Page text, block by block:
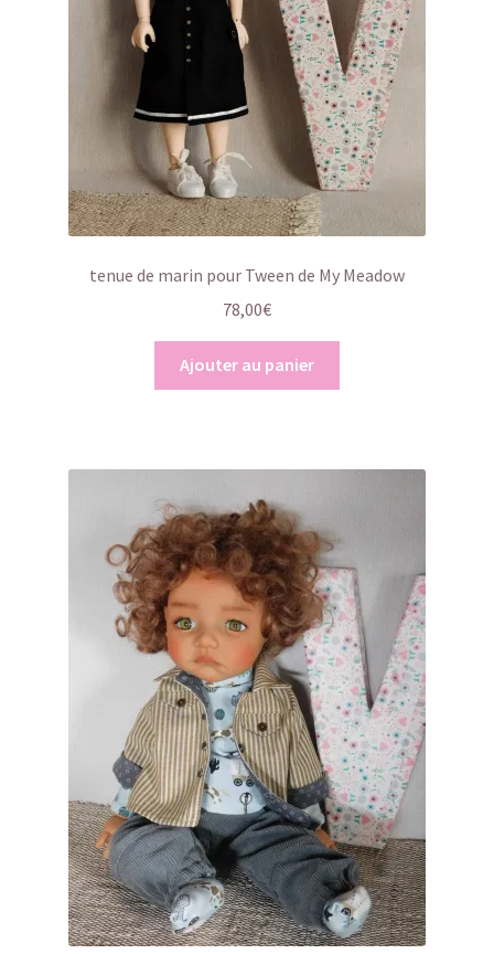
tenue de marin pour Tween de My Meadow
78,00€
Ajouter au panier